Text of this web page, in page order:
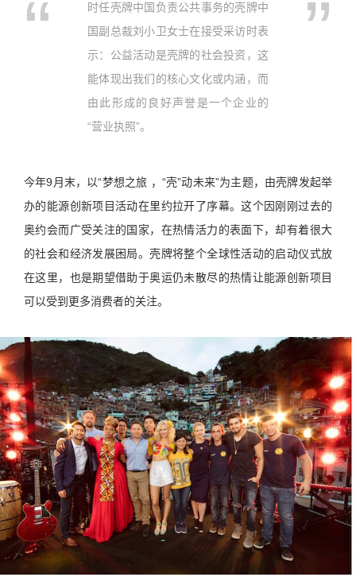
时任壳牌中国负责公共事务的壳牌中
国副总裁刘小卫女士在接受采访时表
示：公益活动是壳牌的社会投资，这
能体现出我们的核心文化或内涵，而
由此形成的良好声誉是一个企业的
“营业执照”。
今年9月末，以“梦想之旅 ，“壳”动未来”为主题，由壳牌发起举
办的能源创新项目活动在里约拉开了序幕。这个因刚刚过去的
奥约会而广受关注的国家，在热情活力的表面下，却有着很大
的社会和经济发展困局。壳牌将整个全球性活动的启动仪式放
在这里，也是期望借助于奥运仍未散尽的热情让能源创新项目
可以受到更多消费者的关注。